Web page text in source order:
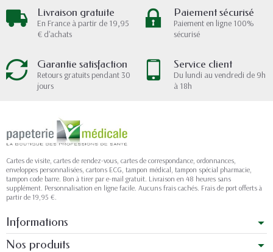
Livraison gratuite
En France à partir de 19,95
€ d'achats
Paiement sécurisé
Paiement en ligne 100%
sécurisé
Garantie satisfaction
Retours gratuits pendant 30
jours
Service client
Du lundi au vendredi de 9h
à 18h
Cartes de visite, cartes de rendez-vous, cartes de correspondance, ordonnances,
enveloppes personnalisées, cartons ECG, tampon médical, tampon spécial pharmacie,
tampon code barre. Bon à tirer par e-mail gratuit. Livraison en 48 heures sans
supplément. Personnalisation en ligne facile. Aucuns frais cachés. Frais de port offerts à
partir de 19,95 €.
Informations
Nos produits